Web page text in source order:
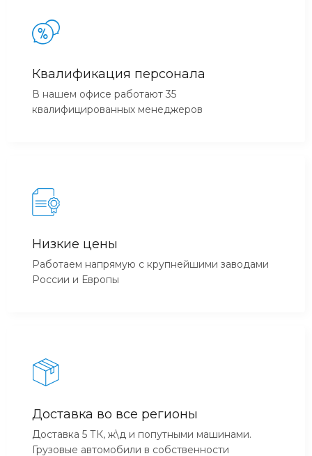
Квалификация персонала
В нашем офисе работают 35
квалифицированных менеджеров
Низкие цены
Работаем напрямую с крупнейшими заводами
России и Европы
Доставка во все регионы
Доставка 5 ТК, ж\д и попутными машинами.
Грузовые автомобили в собственности